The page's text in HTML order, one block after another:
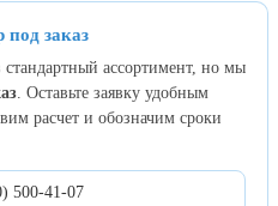
под заказ
ассортимент, но мы
. Оставьте заявку удобным
расчет и обозначим сроки
500-41-07